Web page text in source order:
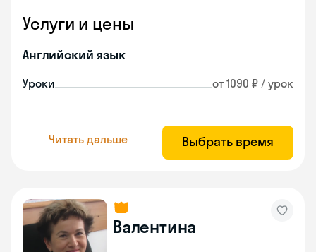
Услуги и цены
Английский язык
Уроки от 1090 ₽ / урок
Читать дальше Выбрать время
Валентина